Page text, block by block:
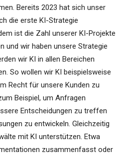
Bereits 2023 hat sich unser
die erste KI-Strategie
ist die Zahl unserer KI-Projekte
und wir haben unsere Strategie
wir KI in allen Bereichen
So wollen wir KI beispielsweise
Recht für unsere Kunden zu
Beispiel, um Anfragen
Entscheidungen zu treffen
zu entwickeln. Gleichzeitig
mit KI unterstützen. Etwa
zusammenfasst oder